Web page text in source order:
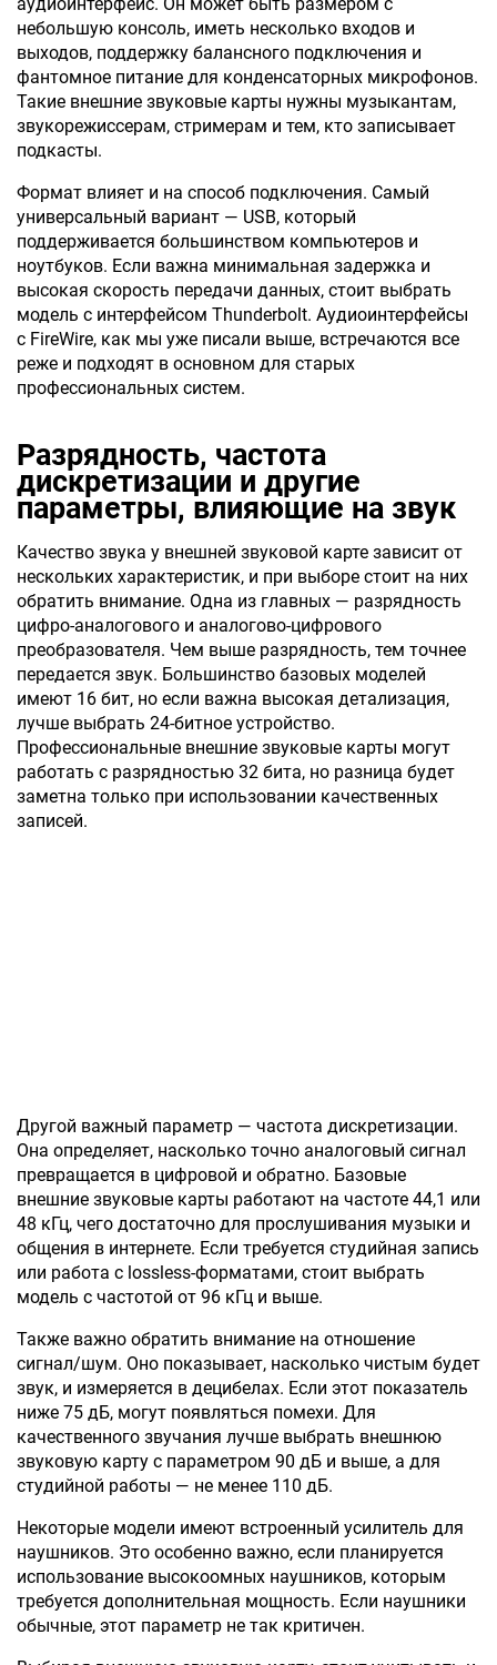
небольшую консоль, иметь несколько входов и
выходов, поддержку балансного подключения и
фантомное питание для конденсаторных микрофонов.
Такие внешние звуковые карты нужны музыкантам,
звукорежиссерам, стримерам и тем, кто записывает
подкасты.
Формат влияет и на способ подключения. Самый
универсальный вариант — USB, который
поддерживается большинством компьютеров и
ноутбуков. Если важна минимальная задержка и
высокая скорость передачи данных, стоит выбрать
модель с интерфейсом Thunderbolt. Аудиоинтерфейсы
с FireWire, как мы уже писали выше, встречаются все
реже и подходят в основном для старых
профессиональных систем.
Разрядность, частота
дискретизации и другие
параметры, влияющие на звук
Качество звука у внешней звуковой карте зависит от
нескольких характеристик, и при выборе стоит на них
обратить внимание. Одна из главных — разрядность
цифро-аналогового и аналогово-цифрового
преобразователя. Чем выше разрядность, тем точнее
передается звук. Большинство базовых моделей
имеют 16 бит, но если важна высокая детализация,
лучше выбрать 24-битное устройство.
Профессиональные внешние звуковые карты могут
работать с разрядностью 32 бита, но разница будет
заметна только при использовании качественных
записей.
Другой важный параметр — частота дискретизации.
Она определяет, насколько точно аналоговый сигнал
превращается в цифровой и обратно. Базовые
внешние звуковые карты работают на частоте 44,1 или
48 кГц, чего достаточно для прослушивания музыки и
общения в интернете. Если требуется студийная запись
или работа с lossless-форматами, стоит выбрать
модель с частотой от 96 кГц и выше.
Также важно обратить внимание на отношение
сигнал/шум. Оно показывает, насколько чистым будет
звук, и измеряется в децибелах. Если этот показатель
ниже 75 дБ, могут появляться помехи. Для
качественного звучания лучше выбрать внешнюю
звуковую карту с параметром 90 дБ и выше, а для
студийной работы — не менее 110 дБ.
Некоторые модели имеют встроенный усилитель для
наушников. Это особенно важно, если планируется
использование высокоомных наушников, которым
требуется дополнительная мощность. Если наушники
обычные, этот параметр не так критичен.